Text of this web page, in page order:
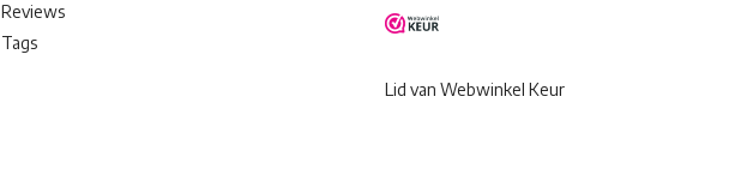
Reviews
Tags
Lid van Webwinkel Keur